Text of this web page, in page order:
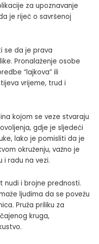
za upoznavanje
je riječ o savršenoj
se da je prava
Pronalaženje osobe
“lajkova” ili
vrijeme, trud i
kojom se veze stvaraju
gdje je sljedeći
lako je pomisliti da je
okruženju, važno je
i radu na vezi.
nudi i brojne prednosti.
ljudima da se povežu
Pruža priliku za
kruga,